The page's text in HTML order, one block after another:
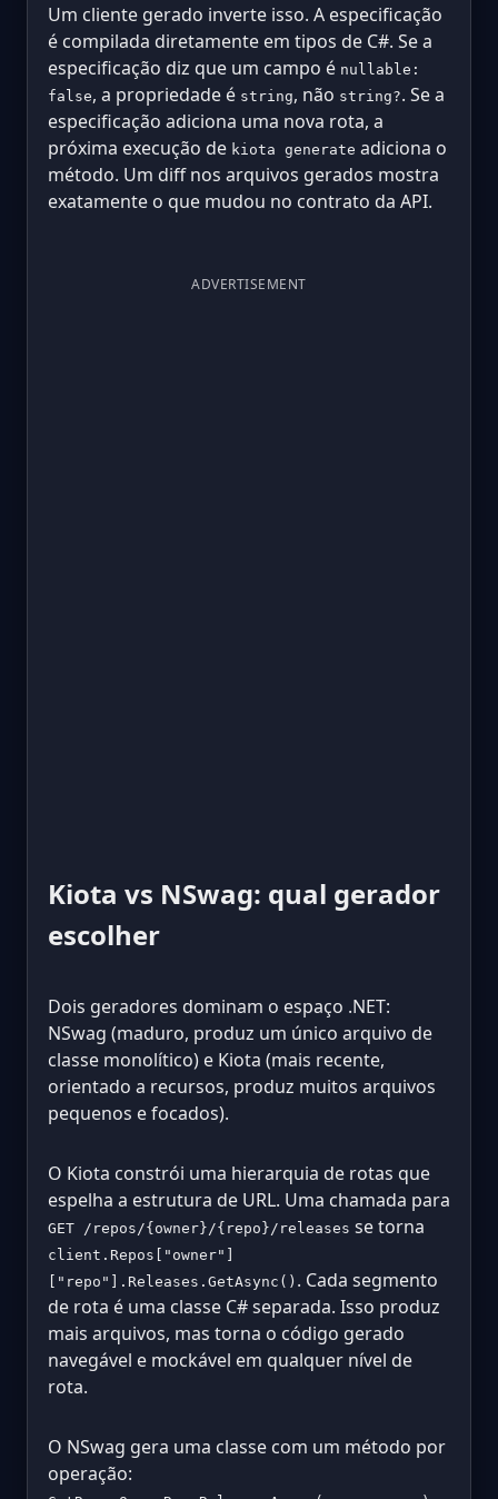
Um cliente gerado inverte isso. A especificação
é compilada diretamente em tipos de C#. Se a
especificação diz que um campo é nullable:
false, a propriedade é string, não string?. Se a
especificação adiciona uma nova rota, a
próxima execução de kiota generate adiciona o
método. Um diff nos arquivos gerados mostra
exatamente o que mudou no contrato da API.
ADVERTISEMENT
Kiota vs NSwag: qual gerador
escolher
Dois geradores dominam o espaço .NET:
NSwag (maduro, produz um único arquivo de
classe monolítico) e Kiota (mais recente,
orientado a recursos, produz muitos arquivos
pequenos e focados).
O Kiota constrói uma hierarquia de rotas que
espelha a estrutura de URL. Uma chamada para
GET /repos/{owner}/{repo}/releases se torna
client.Repos["owner"]
["repo"].Releases.GetAsync() . Cada segmento
de rota é uma classe C# separada. Isso produz
mais arquivos, mas torna o código gerado
navegável e mockável em qualquer nível de
rota.
O NSwag gera uma classe com um método por
operação: